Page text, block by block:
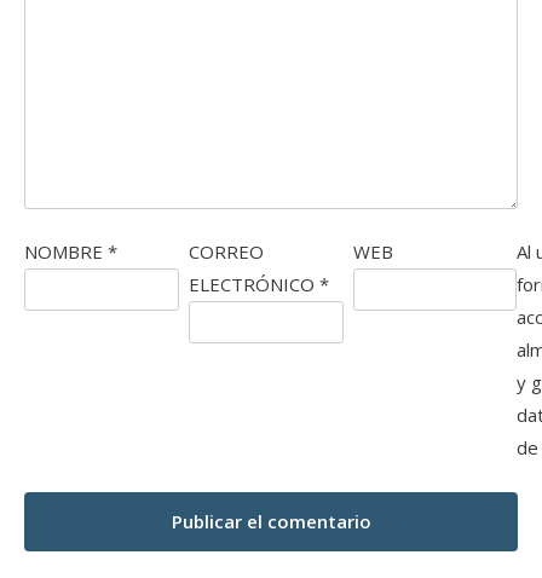
NOMBRE *
CORREO
ELECTRÓNICO *
WEB
Al
y